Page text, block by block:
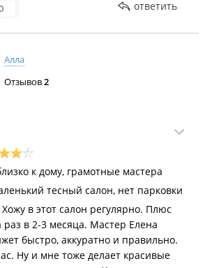
ответить
Алла
Отзывов2
к дому, грамотные мастера
тесный салон, нет парковки
Хожу в этот салон регулярно. Плюс
раз в 2-3 месяца. Мастер Елена
быстро, аккуратно и правильно.
Ну и мне тоже делает красивые